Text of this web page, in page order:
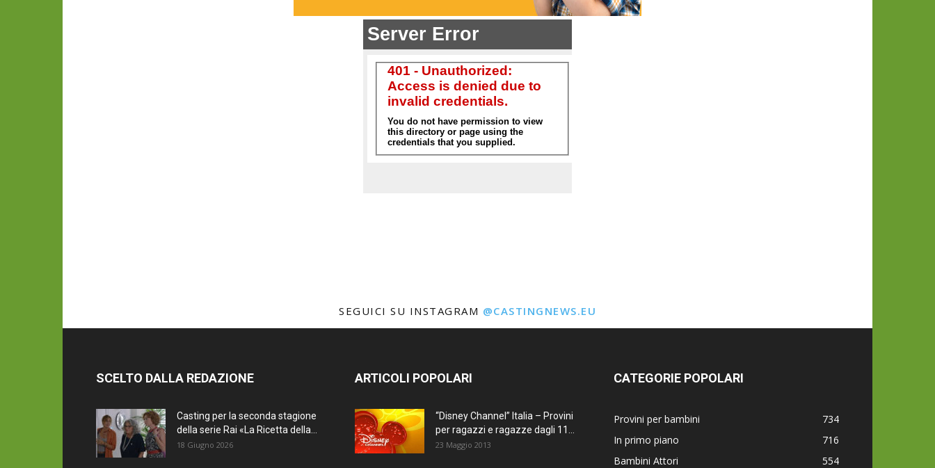
SEGUICI SU INSTAGRAM @CASTINGNEWS.EU
SCELTO DALLA REDAZIONE
Casting per la seconda stagione
della serie Rai «La Ricetta della...
18 Giugno 2026
ARTICOLI POPOLARI
“Disney Channel” Italia – Provini
per ragazzi e ragazze dagli 11...
23 Maggio 2013
CATEGORIE POPOLARI
Provini per bambini
734
In primo piano
716
Bambini Attori
554